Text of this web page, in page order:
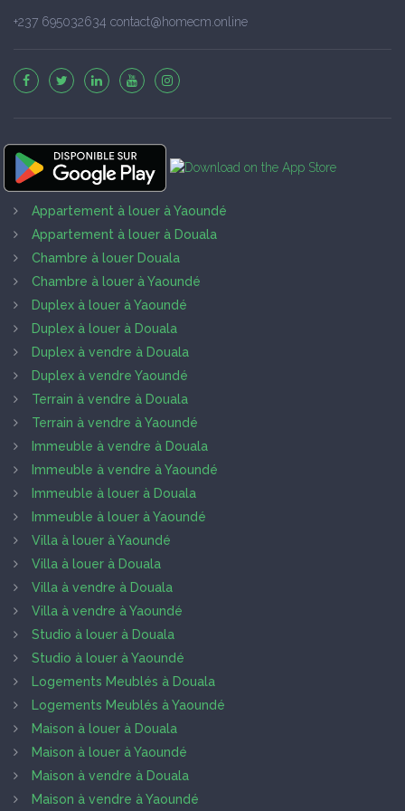
+237 695032634 contact@homecm.online
Appartement à louer à Yaoundé
Appartement à louer à Douala
Chambre à louer Douala
Chambre à louer à Yaoundé
Duplex à louer à Yaoundé
Duplex à louer à Douala
Duplex à vendre à Douala
Duplex à vendre Yaoundé
Terrain à vendre à Douala
Terrain à vendre à Yaoundé
Immeuble à vendre à Douala
Immeuble à vendre à Yaoundé
Immeuble à louer à Douala
Immeuble à louer à Yaoundé
Villa à louer à Yaoundé
Villa à louer à Douala
Villa à vendre à Douala
Villa à vendre à Yaoundé
Studio à louer à Douala
Studio à louer à Yaoundé
Logements Meublés à Douala
Logements Meublés à Yaoundé
Maison à louer à Douala
Maison à louer à Yaoundé
Maison à vendre à Douala
Maison à vendre à Yaoundé